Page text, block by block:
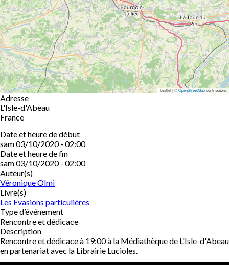
Leaflet | ©OpenStreetMapcontributors
Adresse
L'Isle-d'Abeau
France
Date et heure de début
sam 03/10/2020 - 02:00
Date et heure de fin
sam 03/10/2020 - 02:00
Auteur(s)
Véronique Olmi
Livre(s)
Les Evasions particulières
Type d’événement
Rencontre et dédicace
Description
Rencontre et dédicace à 19:00 à la Médiathèque de L'Isle-d'Abeau
en partenariat avec la Librairie Lucioles.